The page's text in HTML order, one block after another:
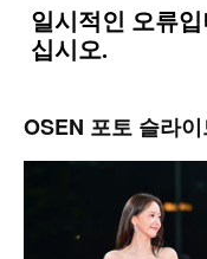
OSEN 포토 슬라